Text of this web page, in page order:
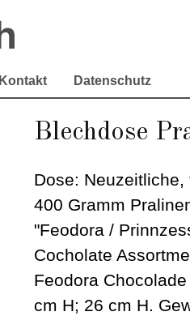
Kontakt Datenschutz
Blechdose
Dose:
400 Gramm
"Feodora /
Cocholate
Feodora
cm H; 26 cm H.